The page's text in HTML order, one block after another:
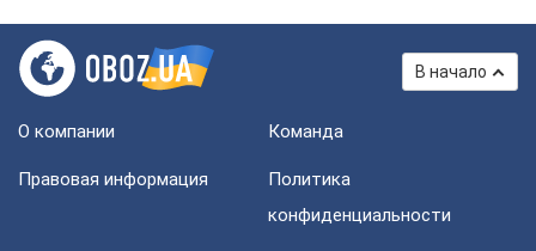
В начало
О компании Команда
Правовая информация
Политика
конфиденциальности